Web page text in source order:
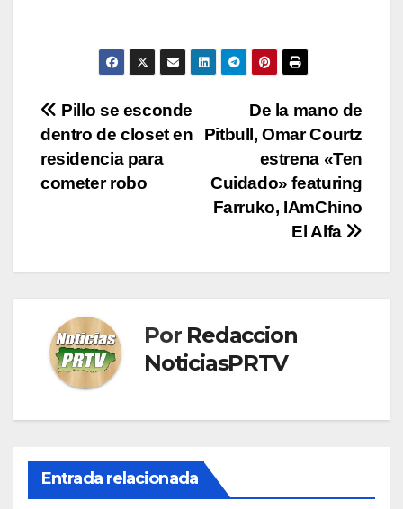
Navegación
de
entradas
De la mano de
Pitbull, Omar Courtz
estrena «Ten
Cuidado» featuring
Farruko, IAmChino
El Alfa
Pillo se esconde
dentro de closet en
residencia para
cometer robo
Por Redaccion
NoticiasPRTV
Entrada relacionada